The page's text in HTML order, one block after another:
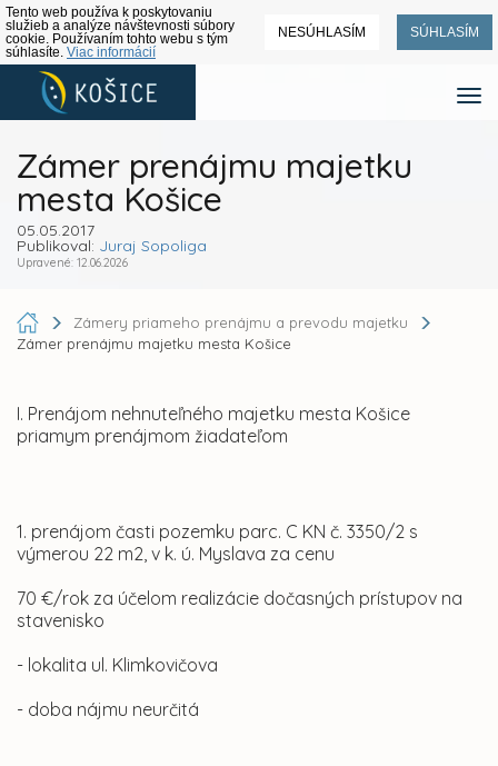
Tento web používa k poskytovaniu
služieb a analýze návštevnosti súbory
cookie. Používaním tohto webu s tým
súhlasíte. Viac informácií
NESÚHLASÍM SÚHLASÍM
Zámer prenájmu majetku
mesta Košice
05.05.2017
Publikoval: Juraj Sopoliga
Upravené: 12.06.2026
Zámery priameho prenájmu a prevodu majetku
Zámer prenájmu majetku mesta Košice
I. Prenájom nehnuteľného majetku mesta Košice
priamym prenájmom žiadateľom
1. prenájom časti pozemku parc. C KN č. 3350/2 s
výmerou 22 m2, v k. ú. Myslava za cenu
70 €/rok za účelom realizácie dočasných prístupov na
stavenisko
- lokalita ul. Klimkovičova
- doba nájmu neurčitá